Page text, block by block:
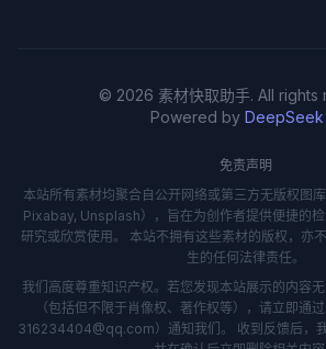
© 2026 素材快取助手. All rights
Powered by DeepSeek
免责声明
本站所有素材均聚合自公开网络或第三方无版权图
Pixabay, Unsplash），旨在为创作者提供便捷的检
研究或欣赏使用。 本站不拥有这些素材的版权，亦
生的任何法律责任。
我们高度尊重知识产权。若您发现本站展示的内容
（包括但不限于肖像权、著作权等），请立即通
316234404@qq.com）通知我们。 收到反馈后，我